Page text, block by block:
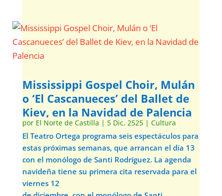
Mississippi Gospel Choir, Mulán
o ‘El Cascanueces’ del Ballet de
Kiev, en la Navidad de Palencia
por El Norte de Castilla | 5 Dic, 2525| Cultura
El Teatro Ortega programa seis espectáculos para
estas próximas semanas, que arrancan el día 13
con el monólogo de Santi Rodríguez. La agenda
navideña tiene su primera cita reservada para el
viernes 12